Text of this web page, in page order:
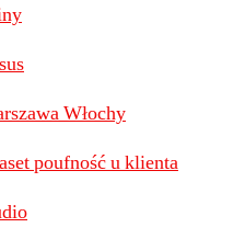
Włochy
poufność u klienta